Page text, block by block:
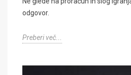
odgovor.
Preberi več...